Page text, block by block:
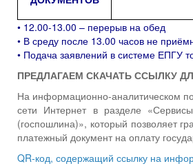
• 12.00-13.00 – перерыв на обед
• В среду после 13.00 часов не
• Подача заявлений в системе ЕПГУ
ПРЕДЛАГАЕМ СКАЧАТЬ ССЫЛКУ
На информационно-аналитическом
сети Интернет в разделе
(госпошлина)», который позволяет
платежный документ на оплату
QR-код, содержащий ссылку на